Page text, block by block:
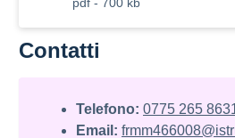
Contatti
Telefono: 0775 265
Email: